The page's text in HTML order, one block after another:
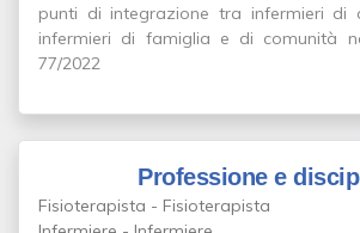
punti di integrazione tra infermieri di
infermieri di famiglia e di comunità
77/2022
Professione e
Fisioterapista - Fisioterapista